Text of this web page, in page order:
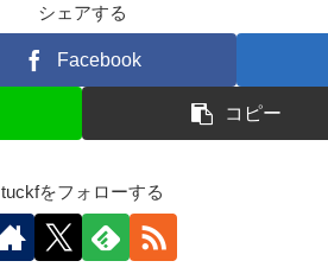
シェアする
Facebook
コピー
tuckfをフォローする